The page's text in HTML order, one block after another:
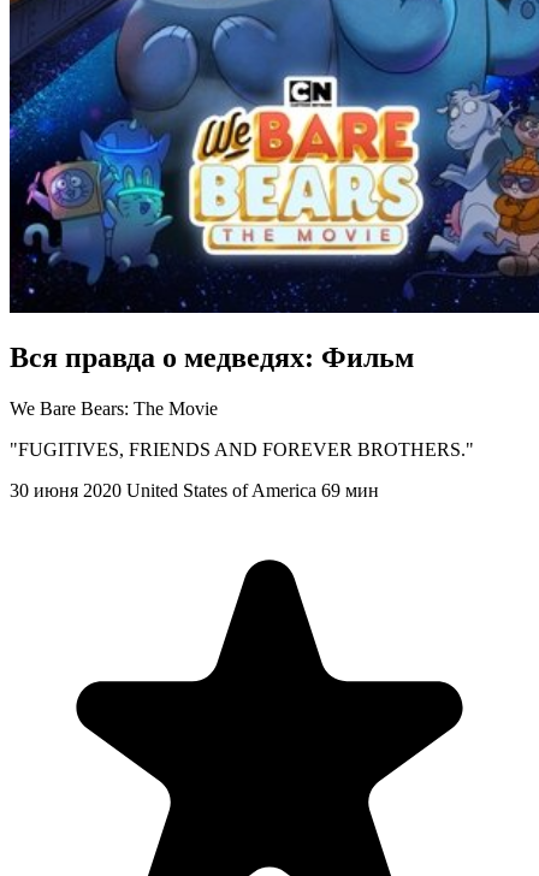
Вся правда о медведях: Фильм
We Bare Bears: The Movie
"FUGITIVES, FRIENDS AND FOREVER BROTHERS."
30 июня 2020 United States of America 69 мин